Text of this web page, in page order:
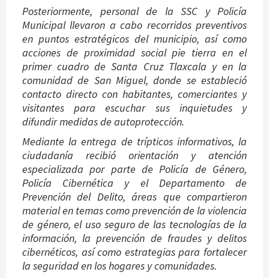
Posteriormente, personal de la SSC y Policía
Municipal llevaron a cabo recorridos preventivos
en puntos estratégicos del municipio, así como
acciones de proximidad social pie tierra en el
primer cuadro de Santa Cruz Tlaxcala y en la
comunidad de San Miguel, donde se estableció
contacto directo con habitantes, comerciantes y
visitantes para escuchar sus inquietudes y
difundir medidas de autoprotección.
Mediante la entrega de trípticos informativos, la
ciudadanía recibió orientación y atención
especializada por parte de Policía de Género,
Policía Cibernética y el Departamento de
Prevención del Delito, áreas que compartieron
material en temas como prevención de la violencia
de género, el uso seguro de las tecnologías de la
información, la prevención de fraudes y delitos
cibernéticos, así como estrategias para fortalecer
la seguridad en los hogares y comunidades.